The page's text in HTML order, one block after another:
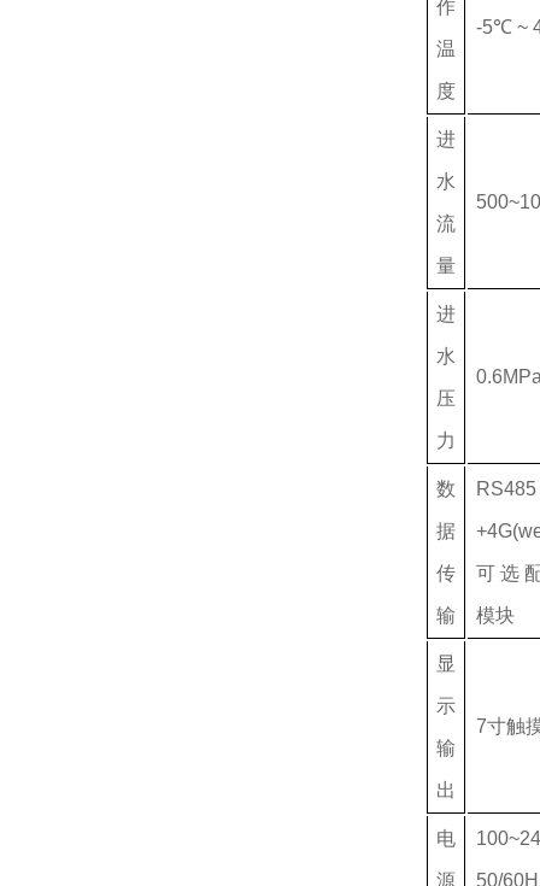
作
温
度
-5℃ ~
进
水
流
量
进
水
压
力
数
据
传
输
可选
模块
显
示
输
出
7寸触
电
源 50/